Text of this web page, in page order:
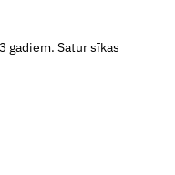
gadiem. Satur sīkas